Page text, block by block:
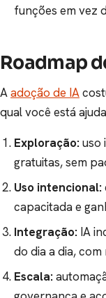
funções em vez
Roadmap
Aadoção de IA
qual você está
Exploração:uso
gratuitas, sem
Uso intencional:
capacitada e
Integração: IA
do dia a dia, com
Escala: